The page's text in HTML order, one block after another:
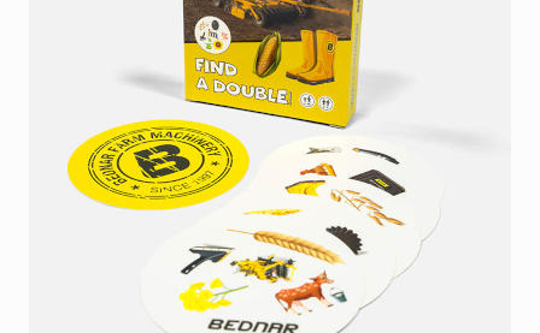
90,00 €.
74,99 €.